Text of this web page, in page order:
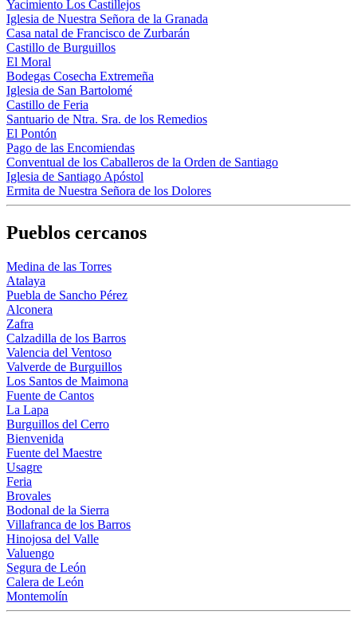
Yacimiento Los Castillejos
Iglesia de Nuestra Señora de la Granada
Casa natal de Francisco de Zurbarán
Castillo de Burguillos
El Moral
Bodegas Cosecha Extremeña
Iglesia de San Bartolomé
Castillo de Feria
Santuario de Ntra. Sra. de los Remedios
El Pontón
Pago de las Encomiendas
Conventual de los Caballeros de la Orden de Santiago
Iglesia de Santiago Apóstol
Ermita de Nuestra Señora de los Dolores
Pueblos cercanos
Medina de las Torres
Atalaya
Puebla de Sancho Pérez
Alconera
Zafra
Calzadilla de los Barros
Valencia del Ventoso
Valverde de Burguillos
Los Santos de Maimona
Fuente de Cantos
La Lapa
Burguillos del Cerro
Bienvenida
Fuente del Maestre
Usagre
Feria
Brovales
Bodonal de la Sierra
Villafranca de los Barros
Hinojosa del Valle
Valuengo
Segura de León
Calera de León
Montemolín